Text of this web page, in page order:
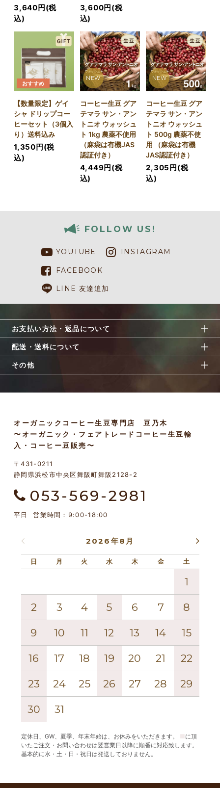
3,640円(税
込)
3,600円(税
込)
おすすめ
【数量限定】ゲイ
シャ ドリップコー
ヒーセット（3個入
り）送料込み
1,350円(税
込)
NEW
コーヒー生豆 グア
テマラ サン・アン
トニオ ウォッシュ
ト 1kg 農薬不使用
（麻袋は有機JAS
認証付き）
4,449円(税
込)
NEW
コーヒー生豆 グア
テマラ サン・アン
トニオ ウォッシュ
ト 500g 農薬不使
用 （麻袋は有機
JAS認証付き）
2,305円(税
込)
FOLLOW US!
YOUTUBE INSTAGRAM
FACEBOOK
LINE 友達追加
お支払い方法・返品について
配送・送料について
その他
2026年8月
日 月 火 水 木 金 土
1
2 3 4 5 6 7 8
9 10 11 12 13 14 15
16 17 18 19 20 21 22
23 24 25 26 27 28 29
30 31
定休日、GW、夏季、年末年始は、お休みをいただきます。
に頂
いたご注文・お問い合わせは翌営業日以降に順番に対応致します。
基本的に水・土・日・祝日は発送しておりません。
オーガニックコーヒー生豆専門店 豆乃木
〜オーガニック・フェアトレードコーヒー生豆輸
入・コーヒー豆販売〜
〒431-0211
静岡県浜松市中央区舞阪町舞阪2128-2
053-569-2981
平日 営業時間：9:00-18:00